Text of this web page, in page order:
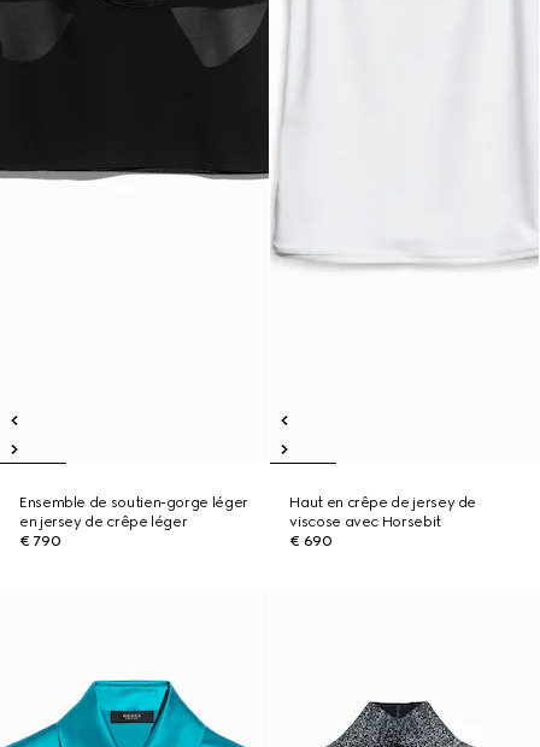
Ensemble de soutien-gorge léger
en jersey de crêpe léger
€ 790
Haut en crêpe de jersey de
viscose avec Horsebit
€ 690